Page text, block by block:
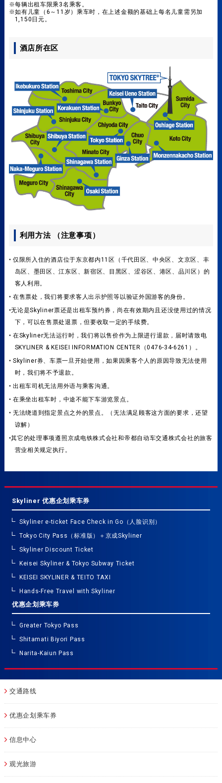
※每辆出租车限乘3名乘客。
※如有儿童（6～11岁）乘车时，在上述金额的基础上每名儿童需另加
1,150日元。
酒店所在区
利用方法 （注意事项）
• 仅限所入住的酒店位于东京都内11区（千代田区、中央区、文京区、丰
岛区、墨田区、江东区、新宿区、目黑区、涩谷区、港区、品川区）的
客人利用。
• 在售票处，我们将要求客人出示护照等以验证外国游客的身份。
•无论是Skyliner票还是出租车预约券，尚在有效期内且还没使用过的情况
下，可以在售票处退票，但要收取一定的手续费。
• 在Skyliner无法运行时，我们将以售价作为上限进行退款，届时请致电
SKYLINER & KEISEI INFORMATION CENTER（0476-34-6261）。
• Skyliner券、车票一旦开始使用，如果因乘客个人的原因导致无法使用
时，我们将不予退款。
• 出租车司机无法用外语与乘客沟通。
• 在乘坐出租车时，中途不能下车游览景点。
• 无法绕道到指定景点之外的景点。（无法满足顾客这方面的要求，还望
谅解）
•其它的处理事项遵照京成电铁株式会社和帝都自动车交通株式会社的旅客
营业相关规定执行。
Skyliner 优惠企划乘车券
Skyliner e-ticket Face Check in Go（人脸识别）
Tokyo City Pass（标准版）＋京成Skyliner
Skyliner Discount Ticket
Keisei Skyliner & Tokyo Subway Ticket
KEISEI SKYLINER & TEITO TAXI
Hands-Free Travel with Skyliner
优惠企划乘车券
Greater Tokyo Pass
Shitamati Biyori Pass
Narita-Kaiun Pass
交通路线
优惠企划乘车券
信息中心
观光旅游